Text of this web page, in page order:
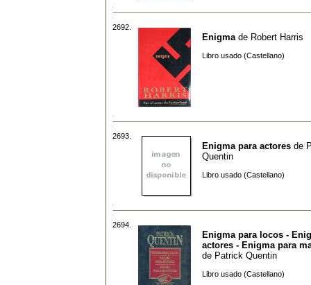
2692.
Enigma de Robert Harris
Libro usado (Castellano)
2693.
Enigma para actores de
Quentin
Libro usado (Castellano)
2694.
Enigma para locos -
actores - Enigma para
de Patrick Quentin
Libro usado (Castellano)